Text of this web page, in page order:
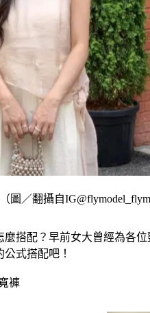
圖／翻攝自
麼搭配？早前女大曾經為各
式搭配吧！
褲